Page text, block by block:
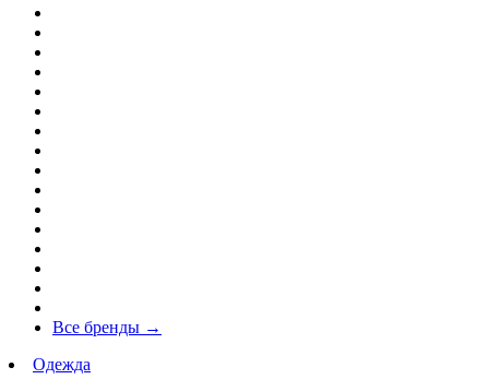
Все бренды →
Одежда